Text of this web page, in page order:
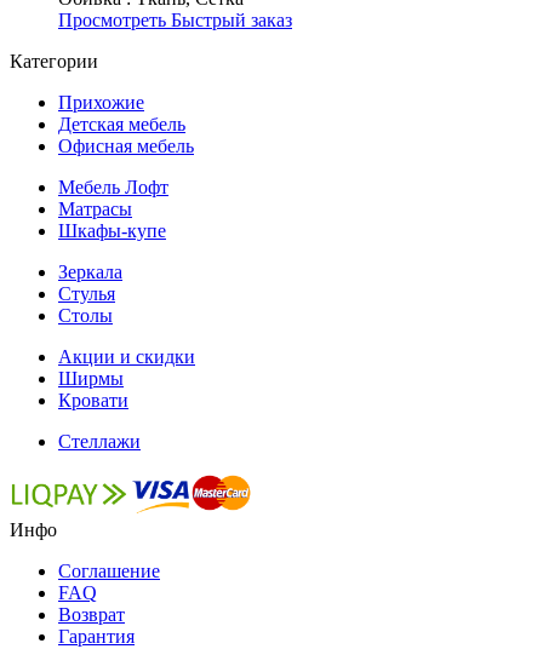
Просмотреть Быстрый заказ
Категории
Прихожие
Детская мебель
Офисная мебель
Мебель Лофт
Матрасы
Шкафы-купе
Зеркала
Стулья
Столы
Акции и скидки
Ширмы
Кровати
Стеллажи
Инфо
Соглашение
FAQ
Возврат
Гарантия